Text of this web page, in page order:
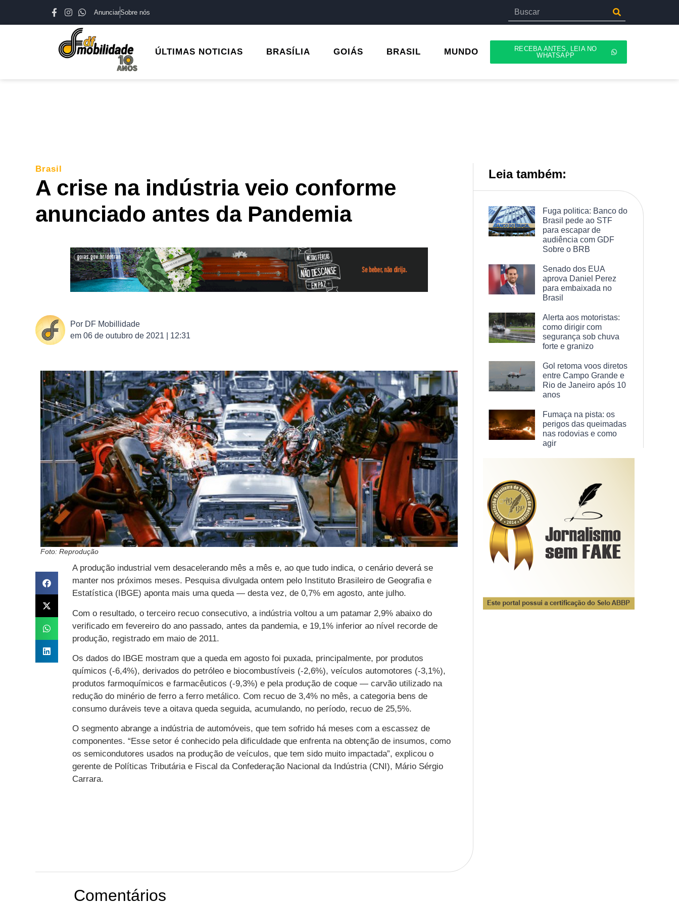
AnunciarSobre nós
ÚLTIMAS NOTICIAS BRASÍLIA GOIÁS BRASIL MUNDO
RECEBA ANTES, LEIA NO
WHATSAPP
Brasil
A crise na indústria veio conforme
anunciado antes da Pandemia
Por DF Mobillidade
em 06 de outubro de 2021 | 12:31
Foto: Reprodução
A produção industrial vem desacelerando mês a mês e, ao que tudo indica, o cenário deverá se
manter nos próximos meses. Pesquisa divulgada ontem pelo Instituto Brasileiro de Geografia e
Estatística (IBGE) aponta mais uma queda — desta vez, de 0,7% em agosto, ante julho.
Com o resultado, o terceiro recuo consecutivo, a indústria voltou a um patamar 2,9% abaixo do
verificado em fevereiro do ano passado, antes da pandemia, e 19,1% inferior ao nível recorde de
produção, registrado em maio de 2011.
Os dados do IBGE mostram que a queda em agosto foi puxada, principalmente, por produtos
químicos (-6,4%), derivados do petróleo e biocombustíveis (-2,6%), veículos automotores (-3,1%),
produtos farmoquímicos e farmacêuticos (-9,3%) e pela produção de coque — carvão utilizado na
redução do minério de ferro a ferro metálico. Com recuo de 3,4% no mês, a categoria bens de
consumo duráveis teve a oitava queda seguida, acumulando, no período, recuo de 25,5%.
O segmento abrange a indústria de automóveis, que tem sofrido há meses com a escassez de
componentes. “Esse setor é conhecido pela dificuldade que enfrenta na obtenção de insumos, como
os semicondutores usados na produção de veículos, que tem sido muito impactada”, explicou o
gerente de Políticas Tributária e Fiscal da Confederação Nacional da Indústria (CNI), Mário Sérgio
Carrara.
Leia também:
Fuga politica: Banco do
Brasil pede ao STF
para escapar de
audiência com GDF
Sobre o BRB
Senado dos EUA
aprova Daniel Perez
para embaixada no
Brasil
Alerta aos motoristas:
como dirigir com
segurança sob chuva
forte e granizo
Gol retoma voos diretos
entre Campo Grande e
Rio de Janeiro após 10
anos
Fumaça na pista: os
perigos das queimadas
nas rodovias e como
agir
Comentários